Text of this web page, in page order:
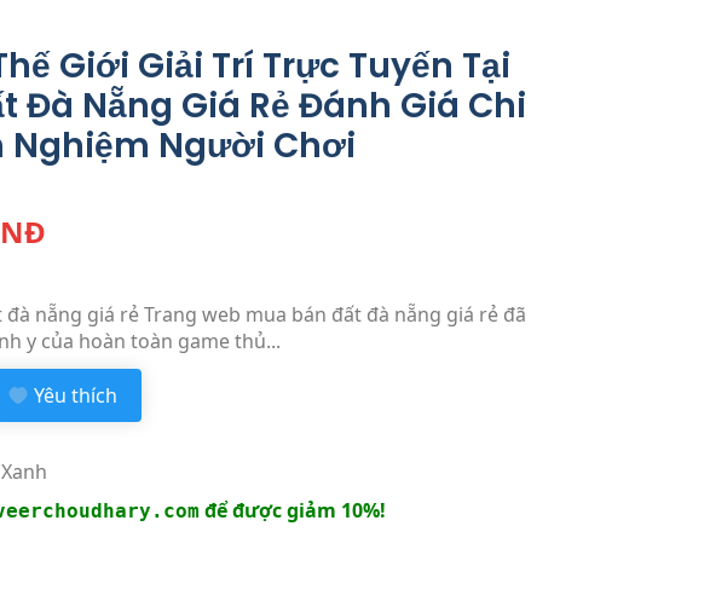
Giới Giải Trí Trực Tuyến Tại
Đà Nẵng Giá Rẻ Đánh Giá Chi
Nghiệm Người Chơi
nẵng giá rẻ Trang web mua bán đất đà nẵng giá rẻ đã
y của hoàn toàn game thủ...
Yêu thích
để được giảm 10%!